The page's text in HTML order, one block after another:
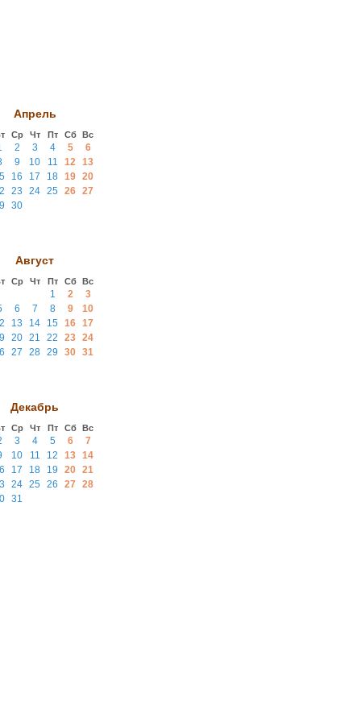
Апрель
Ср Чт Пт Сб Вс
2 3 4 5
6
9 10 11 12 13
16 17 18 19 20
23 24 25 26 27
30
Август
Ср Чт Пт Сб Вс
1 2
3
6 7 8 9
10
13 14 15 16 17
20 21 22 23 24
27 28 29 30 31
Декабрь
Ср Чт Пт Сб Вс
3 4 5 6
7
10 11 12 13 14
17 18 19 20 21
24 25 26 27
28
31